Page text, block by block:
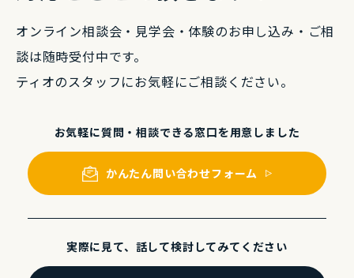
オンライン相談会・⾒学会・体験のお申し込み・ ご相
談は随時受付中です。
ティオのスタッフにお気軽にご相談ください。
お気軽に質問・相談できる窓⼝を⽤意しました
かんたん問い合わせフォーム
実際に⾒て、話して検討してみてください